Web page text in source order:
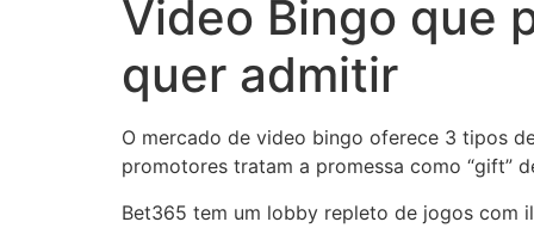
Video Bingo que
quer admitir
O mercado de video bingo oferece 3 tipos
promotores tratam a promessa como “gift”
Bet365 tem um lobby repleto de jogos com